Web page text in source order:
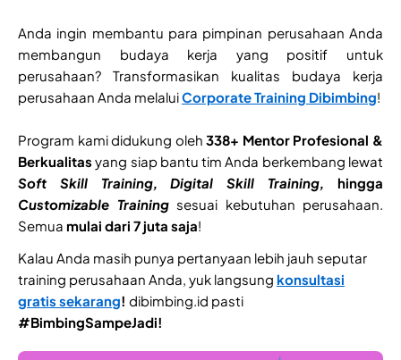
Anda ingin membantu para pimpinan perusahaan Anda
membangun budaya kerja yang positif untuk
perusahaan? Transformasikan kualitas budaya kerja
perusahaan Anda melaluiCorporate Training Dibimbing!
Program kami didukung oleh338+ Mentor Profesional &
Berkualitas yang siap bantu tim Anda berkembang lewat
Soft Skill Training, Digital Skill Training, hingga
Customizable Trainingsesuai kebutuhan perusahaan.
Semua mulai dari 7 juta saja!
Kalau Anda masih punya pertanyaan lebih jauh seputar
training perusahaan Anda, yuk langsung konsultasi
gratis sekarang! dibimbing.id pasti
#BimbingSampeJadi!